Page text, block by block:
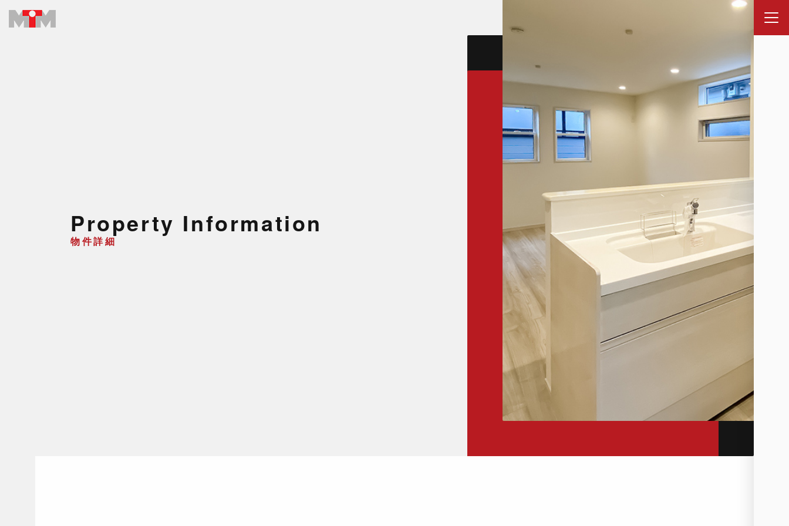
Property Information
物件詳細